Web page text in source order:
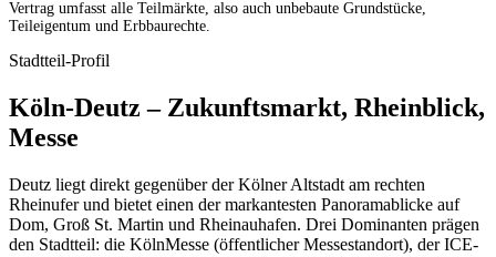
Vertrag umfasst alle Teilmärkte, also auch unbebaute Grundstücke,
Teileigentum und Erbbaurechte.
Stadtteil-Profil
Köln-Deutz – Zukunftsmarkt, Rheinblick,
Messe
Deutz liegt direkt gegenüber der Kölner Altstadt am rechten
Rheinufer und bietet einen der markantesten Panoramablicke auf
Dom, Groß St. Martin und Rheinauhafen. Drei Dominanten prägen
den Stadtteil: die KölnMesse (öffentlicher Messestandort), der ICE-